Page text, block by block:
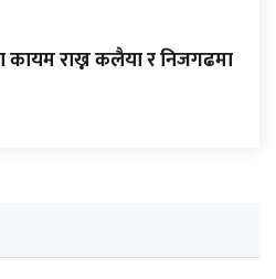
कायम राख्न कलैया र निजगढमा